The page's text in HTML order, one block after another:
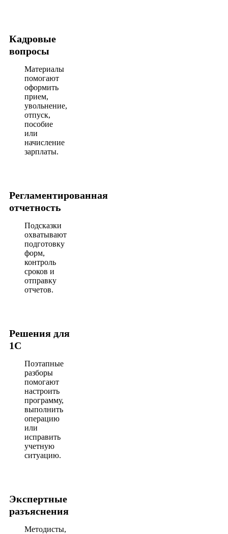
Кадровые
вопросы
Материалы
помогают
оформить
прием,
увольнение,
отпуск,
пособие
или
начисление
зарплаты.
Регламентированная
отчетность
Подсказки
охватывают
подготовку
форм,
контроль
сроков и
отправку
отчетов.
Решения для
1С
Поэтапные
разборы
помогают
настроить
программу,
выполнить
операцию
или
исправить
учетную
ситуацию.
Экспертные
разъяснения
Методисты,